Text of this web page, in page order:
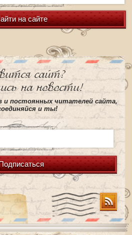
на сайте
сайт?
на новости!
и постоянных читателей сайта,
и ты!